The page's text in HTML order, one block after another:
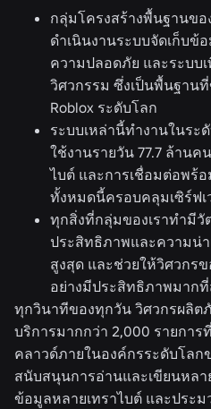
กลุ่มโครงสร้างพื้นฐานขอ
ดำเนินงานระบบจัดเก็บข้
ความปลอดภัย และระบบ
วิศวกรรม ซึ่งเป็นพื้นฐาน
Roblox ระดับโลก
ระบบเหล่านี้ทำงานในร
ใช้งานรายวัน 77.7 ล้าน
ไบต์ และการเชื่อมต่อพร้
ทั้งหมดนี้ครอบคลุมเซิร์ฟเ
ทุกสิ่งที่กลุ่มของเราทำมีวั
ประสิทธิภาพและความน่า
สูงสุด และช่วยให้วิศวกร
อย่างมีประสิทธิภาพมาก
ทุกวินาทีของทุกวัน วิศวกรผลิต
บริการมากกว่า 2,000 รายกา
คลาวด์ภายในองค์กรระดับโลก
สนับสนุนการอ่านและเขียนหล
ข้อมูลหลายเทราไบต์ และประม